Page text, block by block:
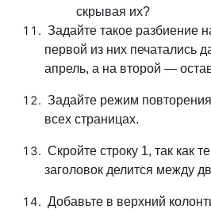
скрывая их?
Задайте такое разбиение
первой из них печатались
апрель, а на второй —
Задайте режим повторения
всех страницах.
Скройте строку 1, так как
заголовок делится между
Добавьте в верхний